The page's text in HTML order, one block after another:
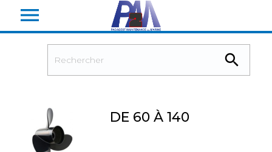


DE 60 À 140